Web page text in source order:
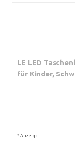
LE LED
für Kinder,
* Anzeige